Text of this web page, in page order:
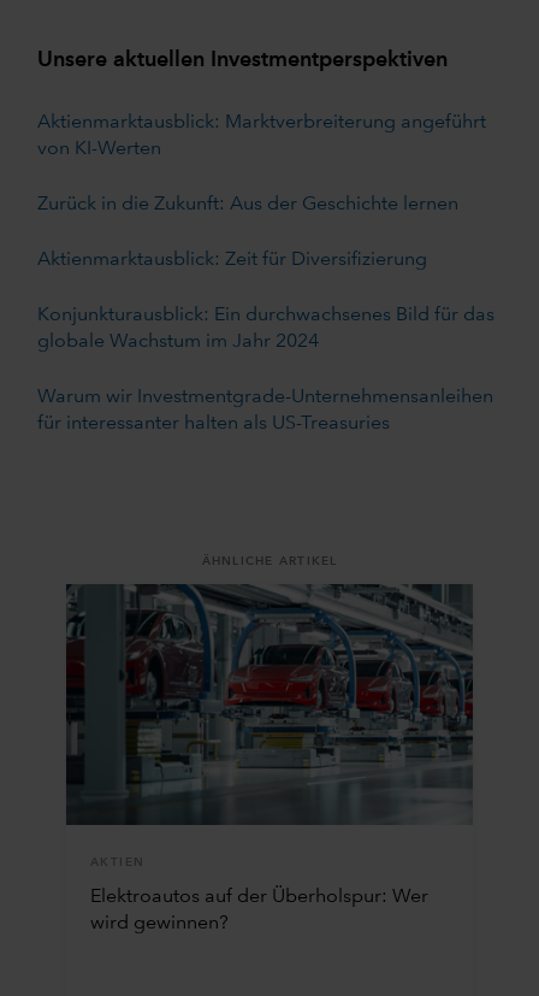
Unsere aktuellen Investmentperspektiven
Aktienmarktausblick: Marktverbreiterung angeführt
von KI-Werten
Zurück in die Zukunft: Aus der Geschichte lernen
Aktienmarktausblick: Zeit für Diversifizierung
Konjunkturausblick: Ein durchwachsenes Bild für das
globale Wachstum im Jahr 2024
Warum wir Investmentgrade-Unternehmensanleihen
für interessanter halten als US-Treasuries
ÄHNLICHE ARTIKEL
AKTIEN
Elektroautos auf der Überholspur: Wer
wird gewinnen?